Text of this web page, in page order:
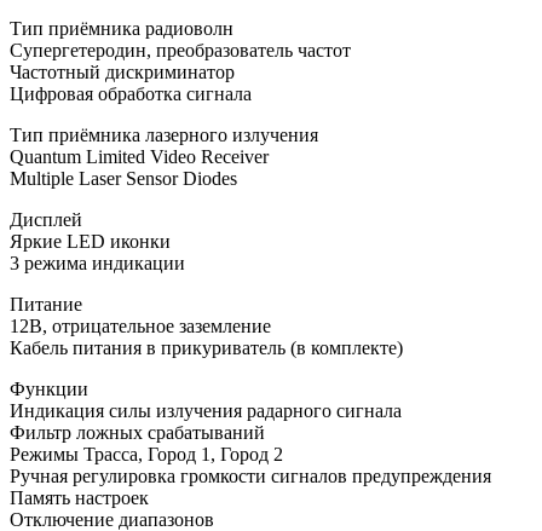
Тип приёмника радиоволн
Супергетеродин, преобразователь частот
Частотный дискриминатор
Цифровая обработка сигнала
Тип приёмника лазерного излучения
Quantum Limited Video Receiver
Multiple Laser Sensor Diodes
Дисплей
Яркие LED иконки
3 режима индикации
Питание
12В, отрицательное заземление
Кабель питания в прикуриватель (в комплекте)
Функции
Индикация силы излучения радарного сигнала
Фильтр ложных срабатываний
Режимы Трасса, Город 1, Город 2
Ручная регулировка громкости сигналов предупреждения
Память настроек
Отключение диапазонов